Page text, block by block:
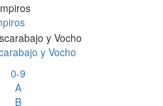
y Vocho
0-9
A
B